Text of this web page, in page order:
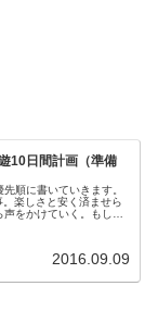
10日間計画（準備
順に書いていきます。
楽しさと安く済ませら
をかけていく。もしく
2016.09.09